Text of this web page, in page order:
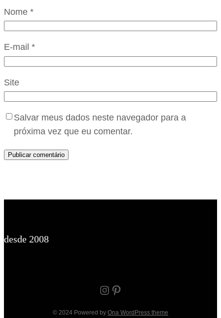
Nome *
E-mail *
Site
Salvar meus dados neste navegador para a
próxima vez que eu comentar.
desde 2008
Instagram Pinterest
© 2024 Powered by Ona WordPress theme